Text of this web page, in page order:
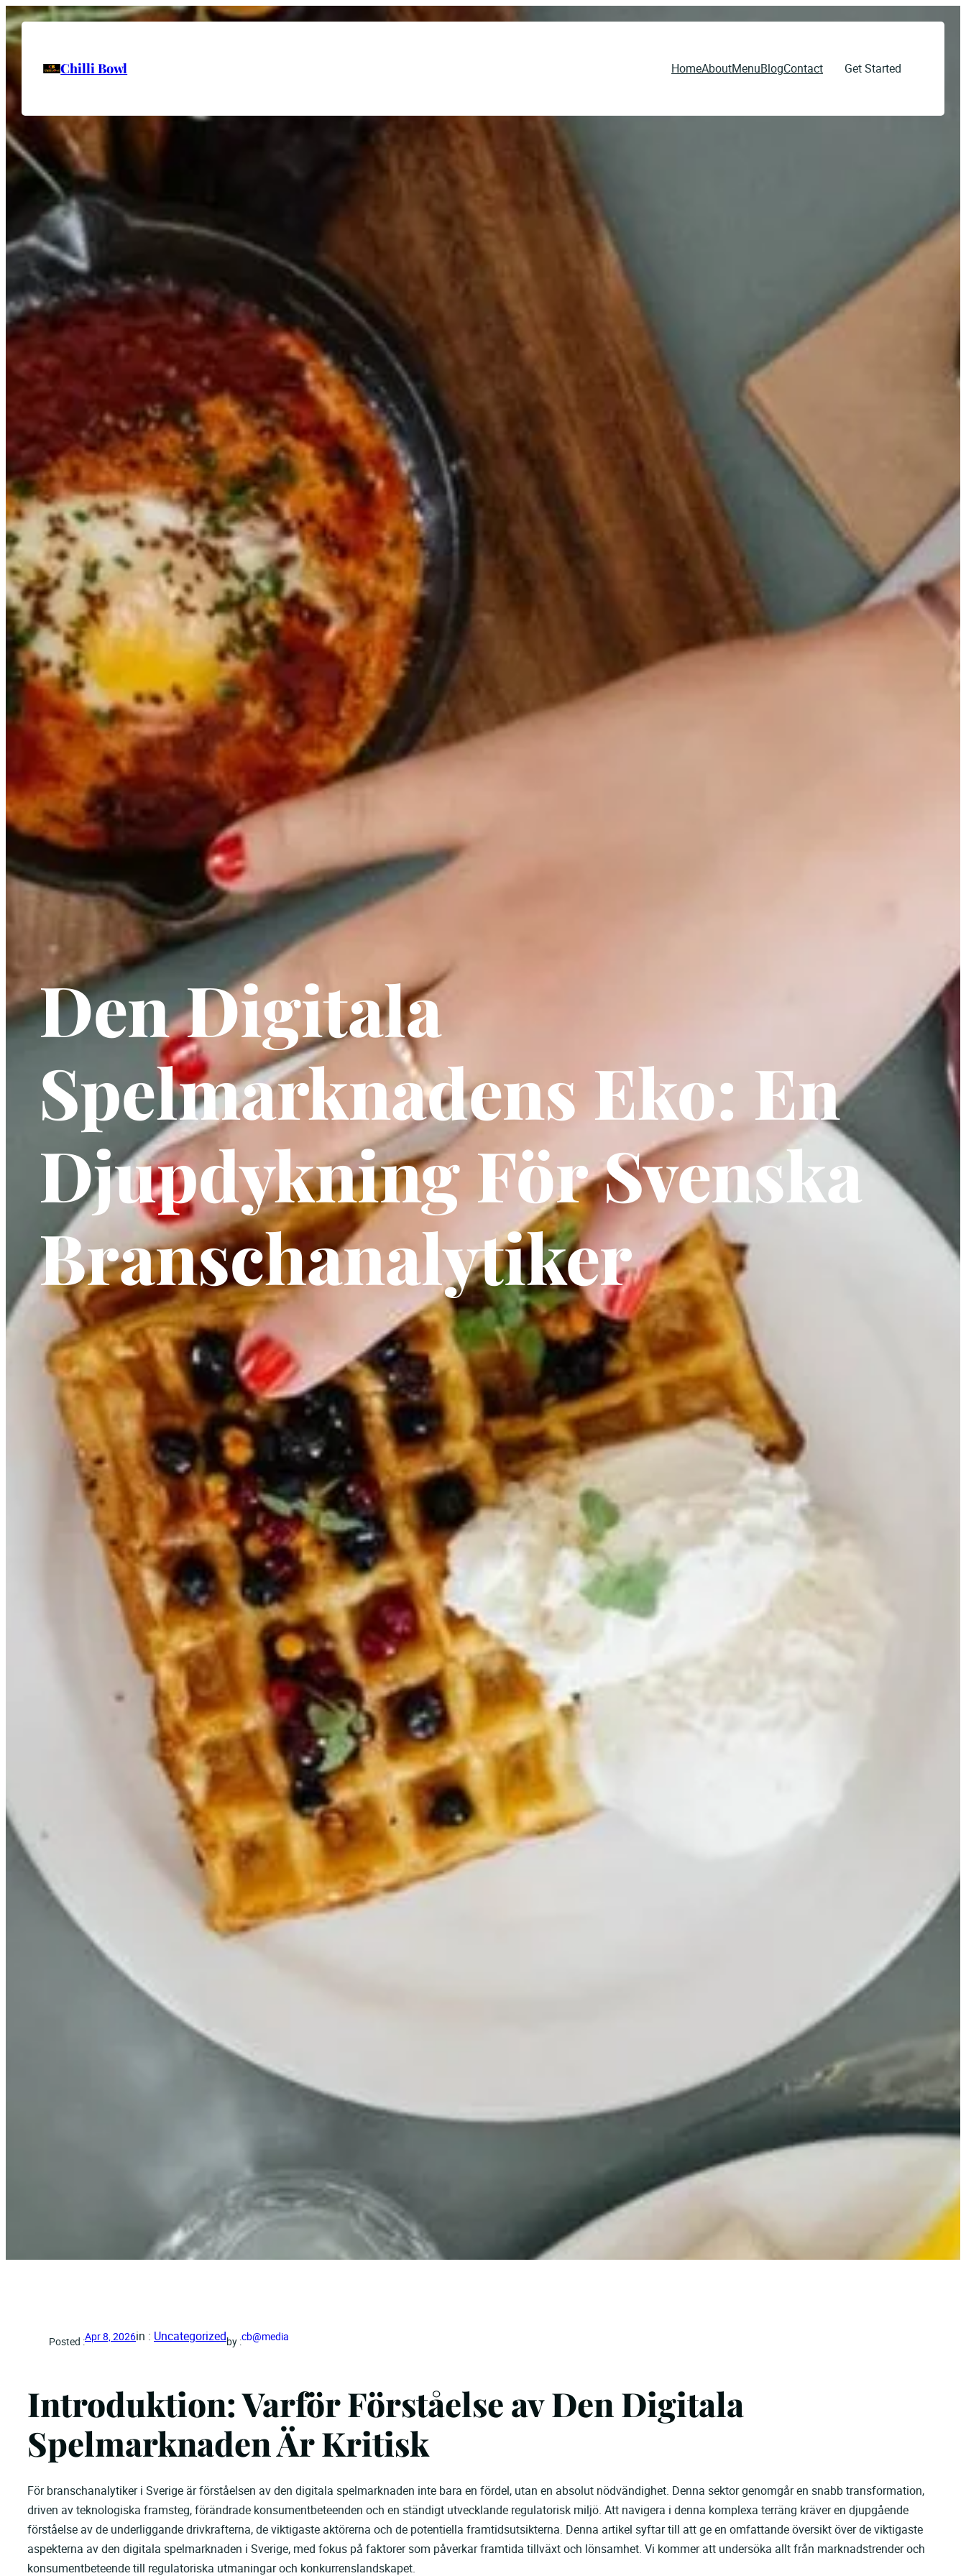
Chilli Bowl HomeAboutMenuBlogContact Get Started
Den Digitala
Spelmarknadens Eko: En
Djupdykning För Svenska
Branschanalytiker
Posted :Apr 8, 2026in : Uncategorizedby :cb@media
Introduktion: Varför Förståelse av Den Digitala
Spelmarknaden Är Kritisk
För branschanalytiker i Sverige är förståelsen av den digitala spelmarknaden inte bara en fördel, utan en absolut nödvändighet. Denna sektor genomgår en snabb transformation,
driven av teknologiska framsteg, förändrade konsumentbeteenden och en ständigt utvecklande regulatorisk miljö. Att navigera i denna komplexa terräng kräver en djupgående
förståelse av de underliggande drivkrafterna, de viktigaste aktörerna och de potentiella framtidsutsikterna. Denna artikel syftar till att ge en omfattande översikt över de viktigaste
aspekterna av den digitala spelmarknaden i Sverige, med fokus på faktorer som påverkar framtida tillväxt och lönsamhet. Vi kommer att undersöka allt från marknadstrender och
konsumentbeteende till regulatoriska utmaningar och konkurrenslandskapet.